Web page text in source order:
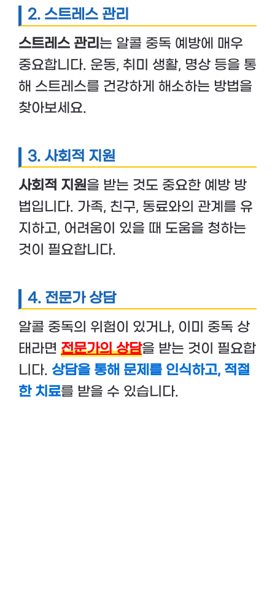
2. 스트레스 관리
스트레스 관리 는 알콜 중독 예방에 매우
중요합니다. 운동, 취미 생활, 명상 등을 통
해 스트레스를 건강하게 해소하는 방법을
찾아보세요.
3. 사회적 지원
사회적 지원을 받는 것도 중요한 예방 방
법입니다. 가족, 친구, 동료와의 관계를 유
지하고, 어려움이 있을 때 도움을 청하는
것이 필요합니다.
4. 전문가 상담
알콜 중독의 위험이 있거나, 이미 중독 상
태라면 전문가의 상담을 받는 것이 필요합
니다. 상담을 통해 문제를 인식하고, 적절
한 치료를 받을 수 있습니다.